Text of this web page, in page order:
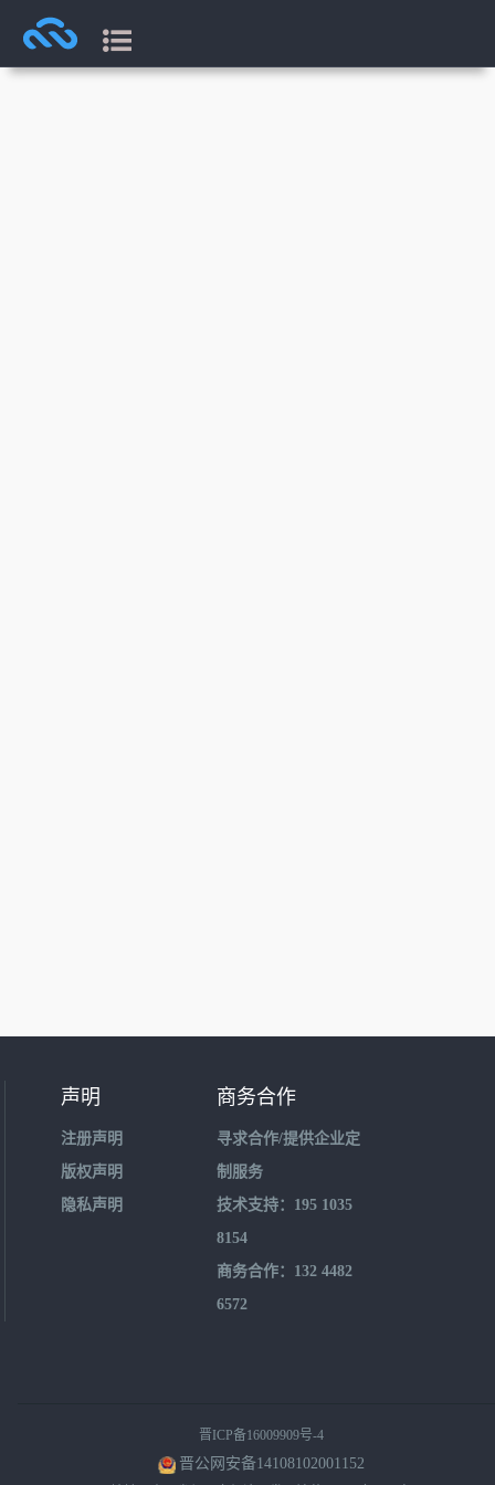
声明
注册声明
版权声明
隐私声明
商务合作
寻求合作/提供企业定
制服务
技术支持：195 1035
8154
商务合作：132 4482
6572
晋ICP备16009909号-4
晋公网安备14108102001152